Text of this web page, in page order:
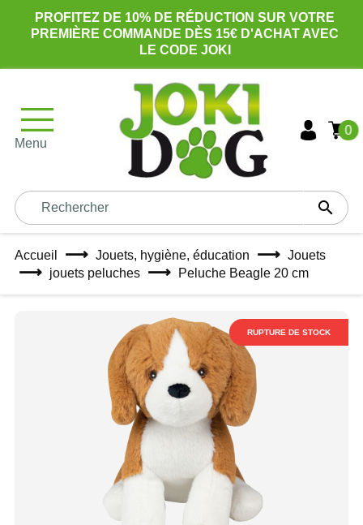
PROFITEZ DE 10% DE RÉDUCTION SUR VOTRE
PREMIÈRE COMMANDE DÈS 15€ D'ACHAT AVEC
LE CODE JOKI
Menu

0
Accueil Jouets, hygiène, éducation
Jouets
jouets peluches
Peluche Beagle 20 cm
RUPTURE DE STOCK